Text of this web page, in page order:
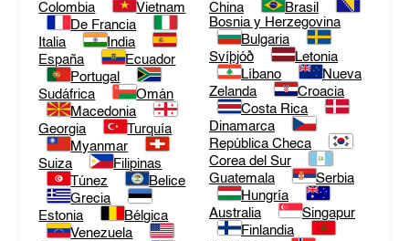
Colombia
Vietnam
De Francia
Italia
India
España
Ecuador
Portugal
Sudáfrica
Omán
Macedonia
Georgia
Turquía
Myanmar
Suiza
Filipinas
Túnez
Belice
Grecia
Estonia
Bélgica
Venezuela
China
Brasil
Bosnia y Herzegovina
Bulgaria
Svíþjóð
Letonia
Líbano
Nueva
Zelanda
Croacia
Costa Rica
Dinamarca
República Checa
Corea del Sur
Guatemala
Serbia
Hungría
Australia
Singapur
Finlandia